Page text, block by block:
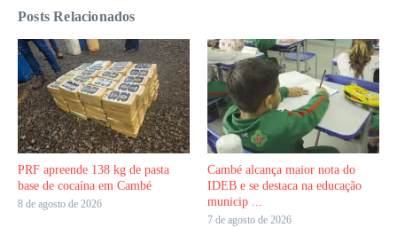
Posts Relacionados
PRF apreende 138 kg de pasta
base de cocaína em Cambé
8 de agosto de 2026
Cambé alcança maior nota do
IDEB e se destaca na educação
municip ...
7 de agosto de 2026